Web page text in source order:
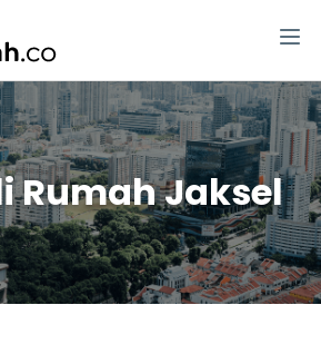
Rumah Jaksel